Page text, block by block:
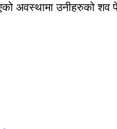
अवस्थामा उनीहरुको